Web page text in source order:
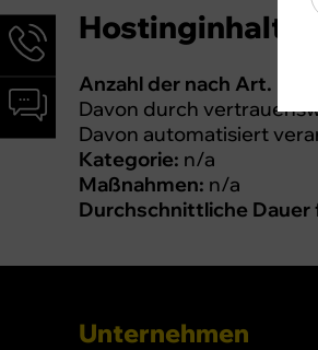
Hostinginhalte
Anzahl der nach Art. 16
Davon durch
Davon automatisiert
Kategorie: n/a
Maßnahmen: n/a
Durchschnittliche Dauer
Unternehmen
Hotline-
Informationen
werden
angezeigt
Chat-
Informationen
werden
angezeigt